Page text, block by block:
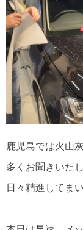
鹿児島では火山
多くお聞きいた
日々精進してま